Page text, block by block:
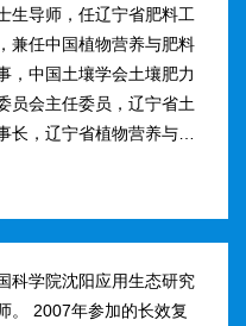
生导师，任辽宁省肥料工
兼任中国植物营养与肥料
，中国土壤学会土壤肥力
员会主任委员，辽宁省土
长，辽宁省植物营养与肥
科学院沈阳应用生态研究
。 2007年参加的长效复